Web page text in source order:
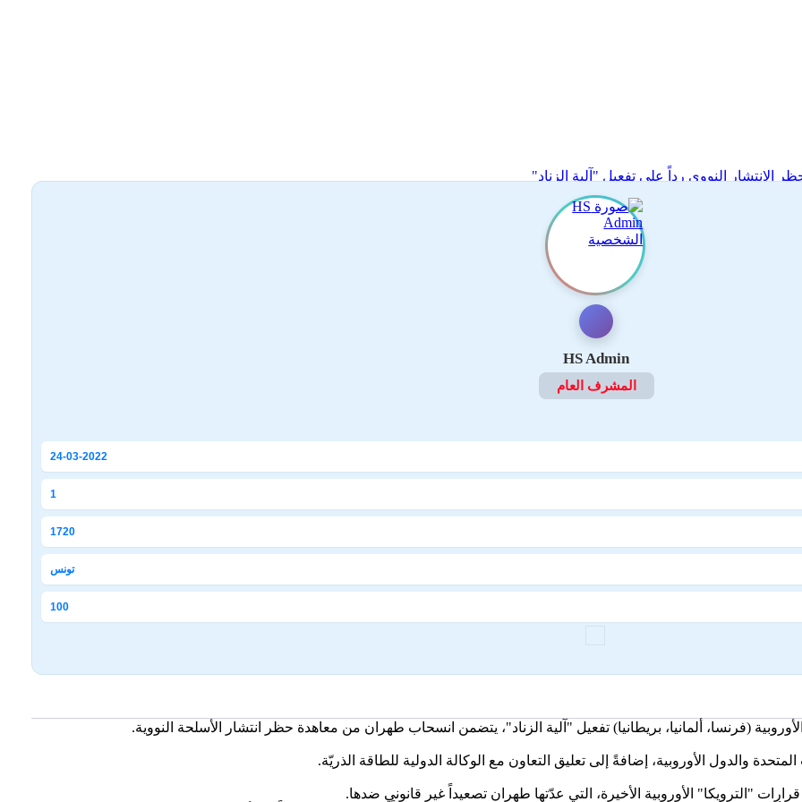
النووي رداً على تفعيل "آلية الزناد"
HS Admin
المشرف العام
24-03-2022
1
1720
تونس
100
(فرنسا، ألمانيا، بريطانيا) تفعيل "آلية الزناد"، يتضمن انسحاب طهران من معاهدة حظر انتشار الأسلحة النووية.
والدول الأوروبية، إضافةً إلى تعليق التعاون مع الوكالة الدولية للطاقة الذريّة.
"الترويكا" الأوروبية الأخيرة، التي عدّتها طهران تصعيداً غير قانوني ضدها.